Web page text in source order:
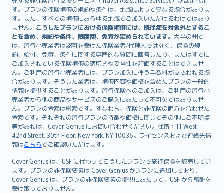
す。プランの保険補償の規約や条件は、地域によって異なる場合がありま
す。また、すべての補償にあらゆる地域でご加入いただけるわけではあり
ません。 こうしたプランにおける保険補償には、既往症を対象外とするこ
とを含め、規約や条件、限度額、免責が定められています。 大半の州で
は、旅行小売業者は認可を受けた保険業者/代理人ではなく、保険の規
約、給付、免責、条件に関する専門的な質問に回答したり、またはすでに
ご加入されている保険補償の適切さや妥当性を評価することはできませ
ん。ご利用の旅行小売業者には、プラン加入に伴う手数料が支払われる場
合があります。そうした業者は、補償内容や価格を含めたプランの一般的
情報を提供することがあります。旅行保険へのご加入は、ご利用の旅行小
売業者から他の商品やサービスのご購入にあたって不可欠ではありませ
ん。プランの金額は総額です。すなわち、保険と非保険の両方を合わせた
金額です。それぞれの旅行プランの特徴や価格に関してその他にご不明点
等があれば、Cover Genius にお問い合わせください。住所：11 West
42nd Street, 30th Floor, New York, NY 10036。ライセンスおよび連絡先情
報はこちらでご確認いただけます。
Cover Genius は、USF に代わってこうしたプランで旅行保険を販売してい
ます。プランの非保険要素は Cover Genius がプランに追加しており、
Cover Genius は、プランの非保険要素の提供にあたって、USF から報酬を
受け取っておりません。